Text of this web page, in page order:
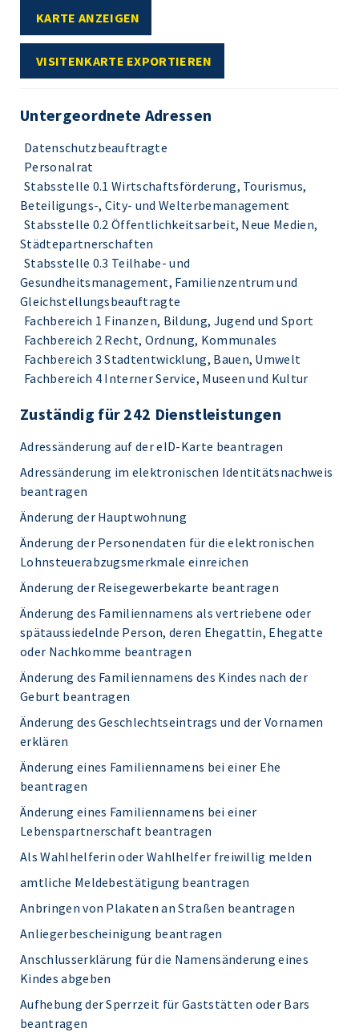
KARTE ANZEIGEN
VISITENKARTE EXPORTIEREN
Untergeordnete Adressen
Datenschutzbeauftragte
Personalrat
Stabsstelle 0.1 Wirtschaftsförderung, Tourismus,
Beteiligungs-, City- und Welterbemanagement
Stabsstelle 0.2 Öffentlichkeitsarbeit, Neue Medien,
Städtepartnerschaften
Stabsstelle 0.3 Teilhabe- und
Gesundheitsmanagement, Familienzentrum und
Gleichstellungsbeauftragte
Fachbereich 1 Finanzen, Bildung, Jugend und Sport
Fachbereich 2 Recht, Ordnung, Kommunales
Fachbereich 3 Stadtentwicklung, Bauen, Umwelt
Fachbereich 4 Interner Service, Museen und Kultur
Zuständig für 242 Dienstleistungen
Adressänderung auf der eID-Karte beantragen
Adressänderung im elektronischen Identitätsnachweis
beantragen
Änderung der Hauptwohnung
Änderung der Personendaten für die elektronischen
Lohnsteuerabzugsmerkmale einreichen
Änderung der Reisegewerbekarte beantragen
Änderung des Familiennamens als vertriebene oder
spätaussiedelnde Person, deren Ehegattin, Ehegatte
oder Nachkomme beantragen
Änderung des Familiennamens des Kindes nach der
Geburt beantragen
Änderung des Geschlechtseintrags und der Vornamen
erklären
Änderung eines Familiennamens bei einer Ehe
beantragen
Änderung eines Familiennamens bei einer
Lebenspartnerschaft beantragen
Als Wahlhelferin oder Wahlhelfer freiwillig melden
amtliche Meldebestätigung beantragen
Anbringen von Plakaten an Straßen beantragen
Anliegerbescheinigung beantragen
Anschlusserklärung für die Namensänderung eines
Kindes abgeben
Aufhebung der Sperrzeit für Gaststätten oder Bars
beantragen